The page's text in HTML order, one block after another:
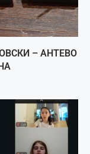
– АНТЕВО